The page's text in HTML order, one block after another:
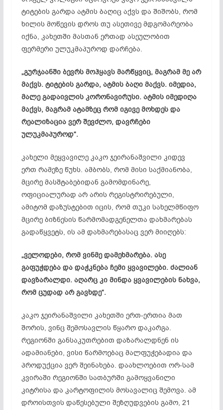
ტიტების გარდა ატმის ბაღიც აქვს და შიშობს, რომ
ხილის მოწევის დროს თუ ასეთივე მდგომარეობა
იქნა, კახეთში მასთან ერთად ასეულობით
ფერმერი ულუკმაპუროდ დარჩება.
„გურჯაანში ბევრს მოჰყავს მარწყვიც, მაგრამ მე არ
მაქვს. ტიტების გარდა, ატმის ბაღი მაქვს. იმედია,
მალე გადაივლის კორონავირუსი. ატმის იმედიღა
მაქვს, მაგრამ ატამზეც რომ იგივე მოხდეს და
რეალიზაცია ვერ შევძლო, დავრჩები
ულუკმაპუროდ“.
კახელი მეყვავილე კაკო ჯეირანაშვილი კიდევ
ერთ რამეზე წუხს. ამბობს, რომ მისი საქმიანობა,
მცირე მასშტაბებიდან გამომდინარე,
ოფიციალურად არ არის რეგისტრირებული,
ამიტომ დაზუსტებით იცის, რომ თუკი სახელმწიფო
მცირე ბიზნესის წარმომადგენელთა დახმარებას
გადაწყვეტს, ის ამ დახმარებასაც ვერ მიიღებს:
„ველოდები, რომ ვინმე დამეხმარება. ასე
გაფუჭდება და დაჭკნება ჩემი ყვავილები. ძალიან
დავზარალდი. აღარც კი მინდა ყვავილების ნახვა,
რომ ცუდად არ გავხდე“.
კაკო ჯეირანაშვილი კახეთში ერთ-ერთია მათ
შორის, ვინც შემოსავლის წყარო დაკარგა.
რეგიონში განსაკუთრებით დაზარალდნენ ის
ადამიანები, ვისი წარმოებაც მალფუჭებადია და
პროდუქცია ვერ შეინახება. დაახლოებით ორ-სამ
კვირაში რეგიონში სათბურში გამოყვანილი
კიტრისა და კარტოფილის მოსავალიც შემოვა. ამ
დროისთვის დაწესებული შეზღუდვების გამო, 21